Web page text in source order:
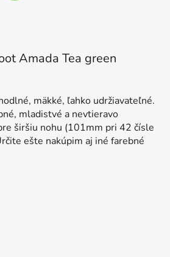
Amada Tea green
5 gwiazdek.
mäkké, ľahko udržiavateľné.
mladistvé a nevtieravo
širšiu nohu (101mm pri 42 čísle
ešte nakúpim aj iné farebné